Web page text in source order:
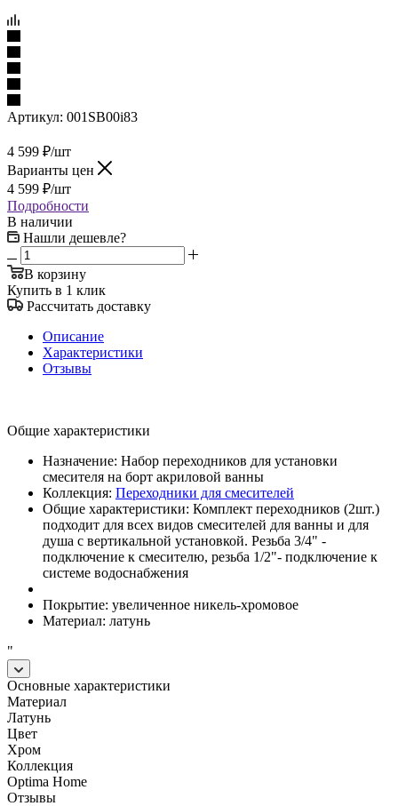
Артикул: 001SB00i83
4 599 ₽/шт
Варианты цен
4 599 ₽/шт
Подробности
В наличии
Нашли дешевле?
В корзину
Купить в 1 клик
Рассчитать доставку
Описание
Характеристики
Отзывы
Общие характеристики
Назначение: Набор переходников для установки
смесителя на борт акриловой ванны
Коллекция: Переходники для смесителей
Общие характеристики: Комплект переходников (2шт.)
подходит для всех видов смесителей для ванны и для
душа с вертикальной установкой. Резьба 3/4" -
подключение к смесителю, резьба 1/2"- подключение к
системе водоснабжения
Покрытие: увеличенное никель-хромовое
Материал: латунь
"
Основные характеристики
Материал
Латунь
Цвет
Хром
Коллекция
Optima Home
Отзывы